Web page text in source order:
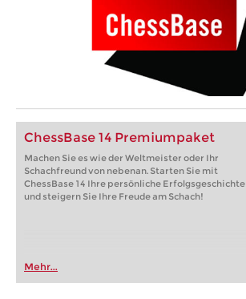
ChessBase 14 Premiumpaket
Machen Sie es wie der Weltmeister oder Ihr
Schachfreund von nebenan. Starten Sie mit
ChessBase 14 Ihre persönliche Erfolgsgeschichte
und steigern Sie Ihre Freude am Schach!
Mehr...